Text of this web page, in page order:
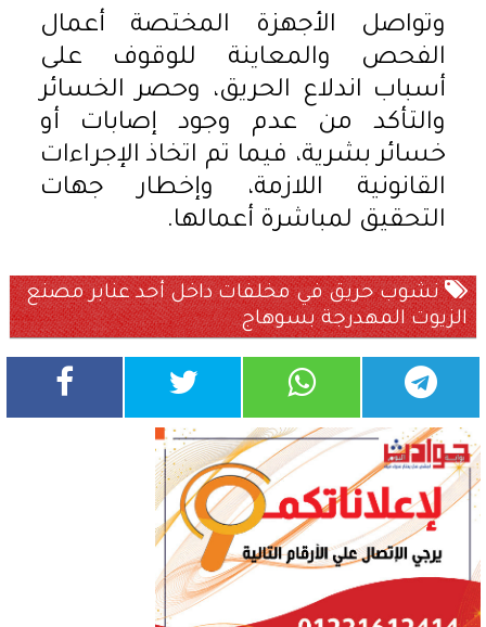
وتواصل الأجهزة المختصة أعمال
الفحص والمعاينة للوقوف على
أسباب اندلاع الحريق، وحصر الخسائر
والتأكد من عدم وجود إصابات أو
خسائر بشرية، فيما تم اتخاذ الإجراءات
القانونية اللازمة، وإخطار جهات
التحقيق لمباشرة أعمالها.
نشوب حريق في مخلفات داخل أحد عنابر مصنع
الزيوت المهدرجة بسوهاج